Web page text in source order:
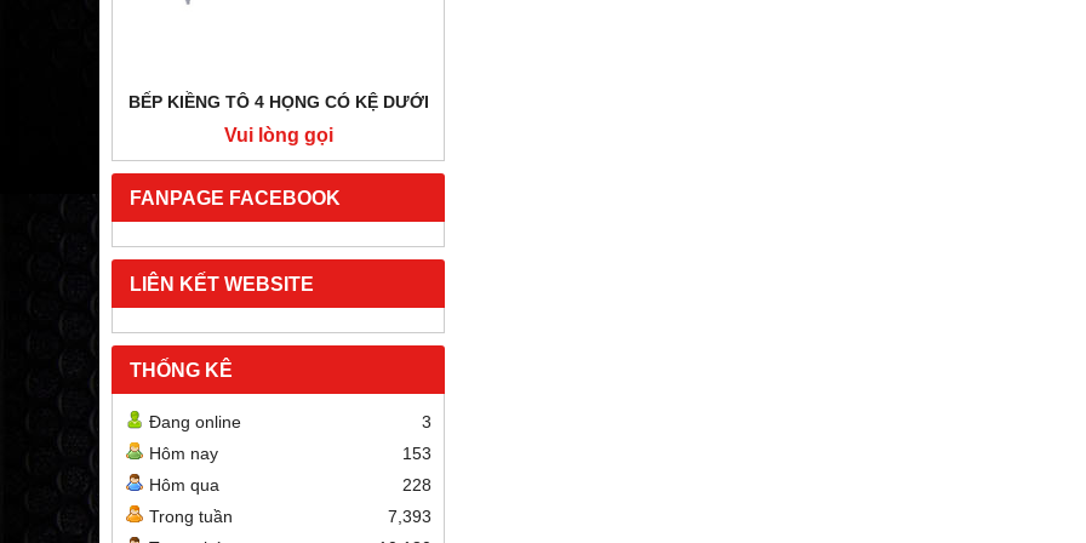
BẾP KIỀNG TÔ 4 HỌNG CÓ KỆ DƯỚI
Vui lòng gọi
FANPAGE FACEBOOK
LIÊN KẾT WEBSITE
THỐNG KÊ
Đang online
3
Hôm nay
153
Hôm qua
228
Trong tuần
7,393